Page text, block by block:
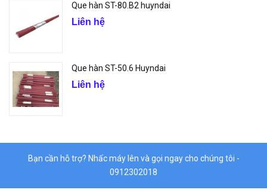
Que hàn ST-80.B2 huyndai
Liên hệ
Que hàn ST-50.6 Huyndai
Liên hệ
Bạn cần hỗ trợ? Nhấc máy lên và gọi ngay cho chúng tôi -
0912302018